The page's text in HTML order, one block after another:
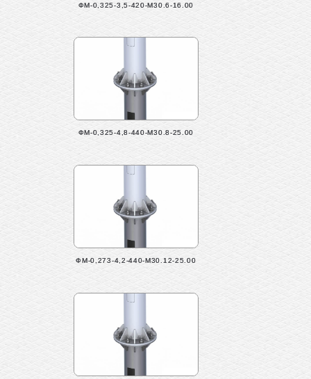
ФМ-0,325-3,5-420-М30.6-16.00
ФМ-0,325-4,8-440-М30.8-25.00
ФМ-0,273-4,2-440-М30.12-25.00